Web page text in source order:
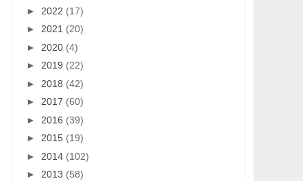
► 2022 (17)
► 2021 (20)
► 2020 (4)
► 2019 (22)
► 2018 (42)
► 2017 (60)
► 2016 (39)
► 2015 (19)
► 2014 (102)
► 2013 (58)